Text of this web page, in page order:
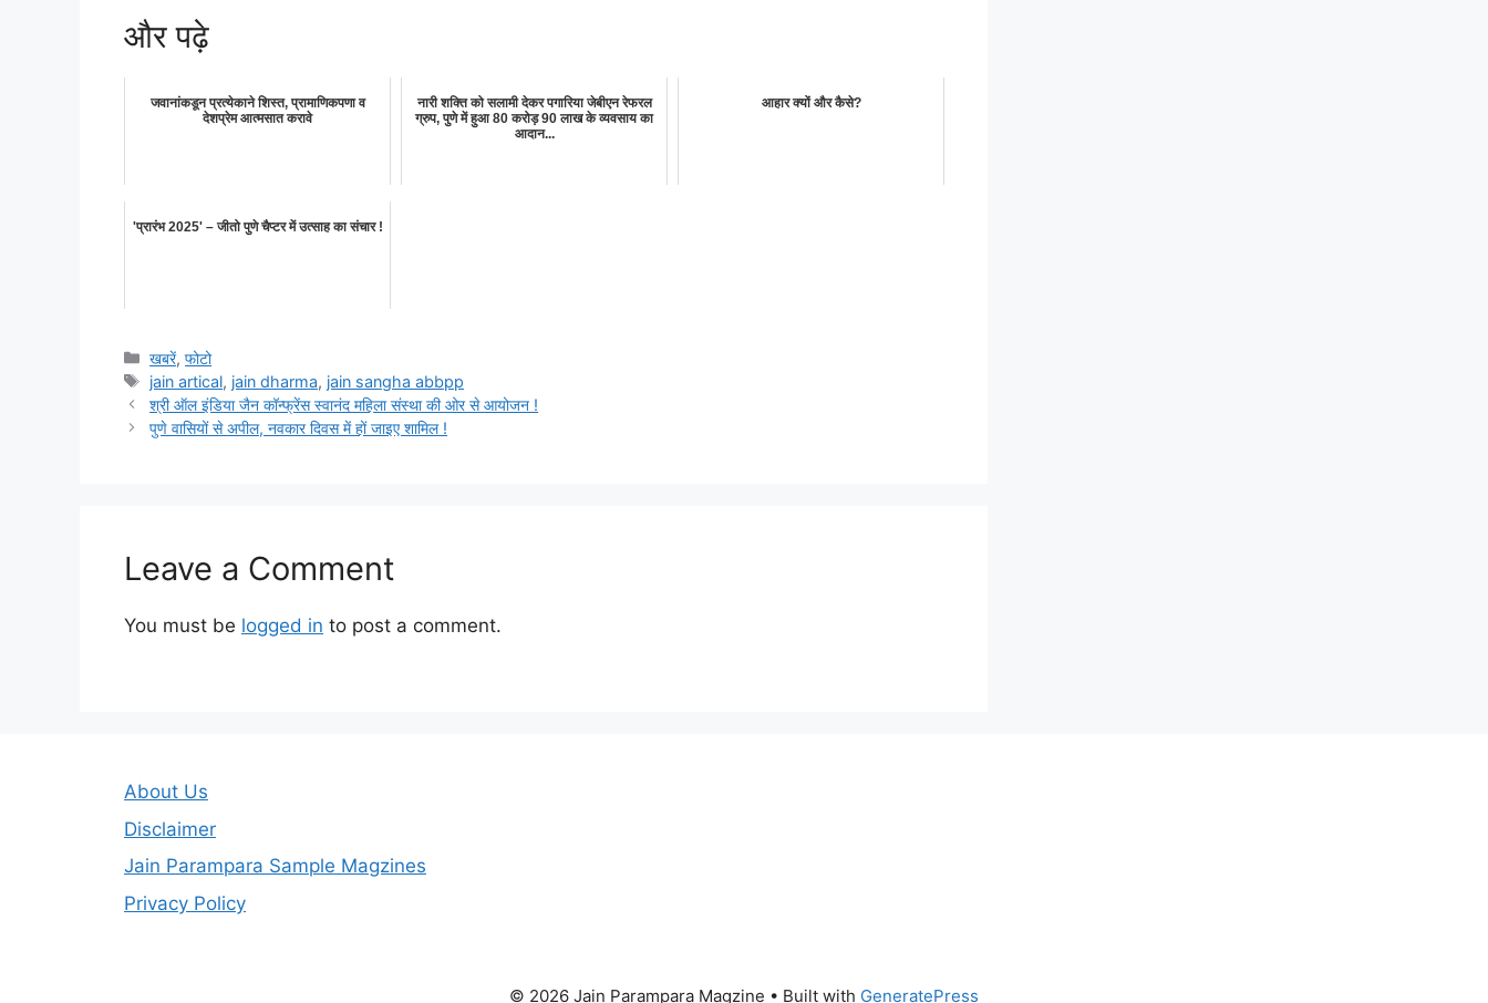
और पढ़े
जवानांकडून प्रत्येकाने शिस्त, प्रामाणिकपणा व
देशप्रेम आत्मसात करावे
नारी शक्ति को सलामी देकर पगारिया जेबीएन रेफरल
ग्रुप, पुणे में हुआ 80 करोड़ 90 लाख के व्यवसाय का
आदान...
आहार क्यों और कैसे?
'प्रारंभ 2025' – जीतो पुणे चैप्टर में उत्साह का संचार !
Categories
खबरें,फोटो
Tags
jain artical, jain dharma, jain sangha abbpp
श्री ऑल इंडिया जैन कॉन्फ्रेंस स्वानंद महिला संस्था की ओर से आयोजन !
पुणे वासियों से अपील, नवकार दिवस में हों जाइए शामिल !
Leave a Comment
You must be logged in to post a comment.
About Us
Disclaimer
Jain Parampara Sample Magzines
Privacy Policy
© 2026 Jain Parampara Magzine • Built with GeneratePress